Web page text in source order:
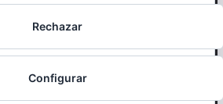
Correr en La Rioja
proyecto deMiRioja
Rechazar
Configurar